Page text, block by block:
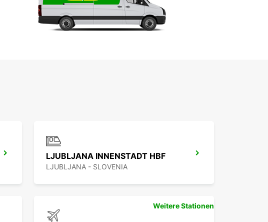
LJUBLJANA INNENSTADT HBF
LJUBLJANA - SLOVENIA
Weitere Stationen